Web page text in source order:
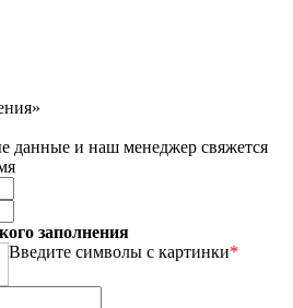
данные и наш менеджер свяжется
заполнения
Введите символы с картинки*